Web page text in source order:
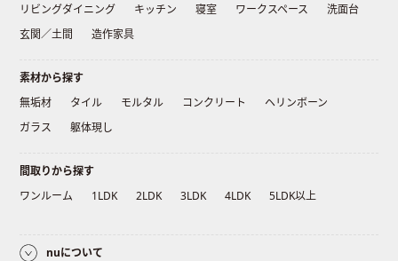
リビングダイニング
キッチン 寝室 ワークスペース
洗面台
玄関／土間
造作家具
素材から探す
無垢材
タイル モルタル コンクリート
ヘリンボーン
ガラス
躯体現し
間取りから探す
ワンルーム
1LDK 2LDK 3LDK 4LDK 5LDK以上
nuについて